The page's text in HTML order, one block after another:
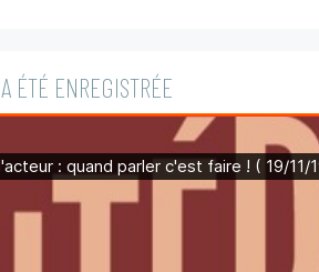
ÉTÉ ENREGISTRÉE